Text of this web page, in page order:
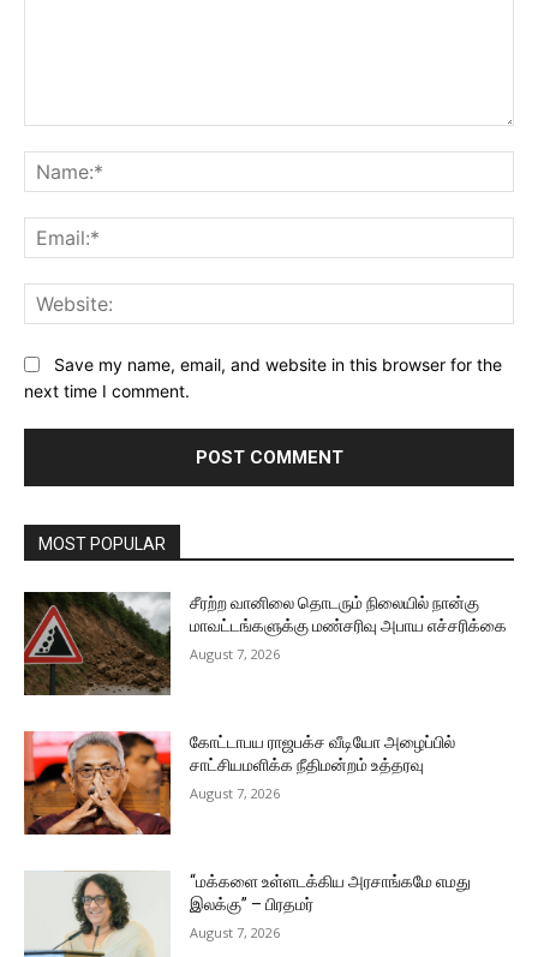
Save my name, email, and website in this browser for the
next time I comment.
MOST POPULAR
சீரற்ற வானிலை தொடரும் நிலையில் நான்கு
மாவட்டங்களுக்கு மண்சரிவு அபாய எச்சரிக்கை
August 7, 2026
கோட்டாபய ராஜபக்ச வீடியோ அழைப்பில்
சாட்சியமளிக்க நீதிமன்றம் உத்தரவு
August 7, 2026
“மக்களை உள்ளடக்கிய அரசாங்கமே எமது
இலக்கு” – பிரதமர்
August 7, 2026